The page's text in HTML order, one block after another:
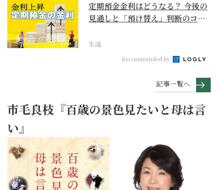
定期預金金利はどうなる？ 今後の
見通しと「預け替え」判断のコツ
生活
Recommended by
記事一覧へ
市毛良枝『百歳の景色見たいと母は言
い』